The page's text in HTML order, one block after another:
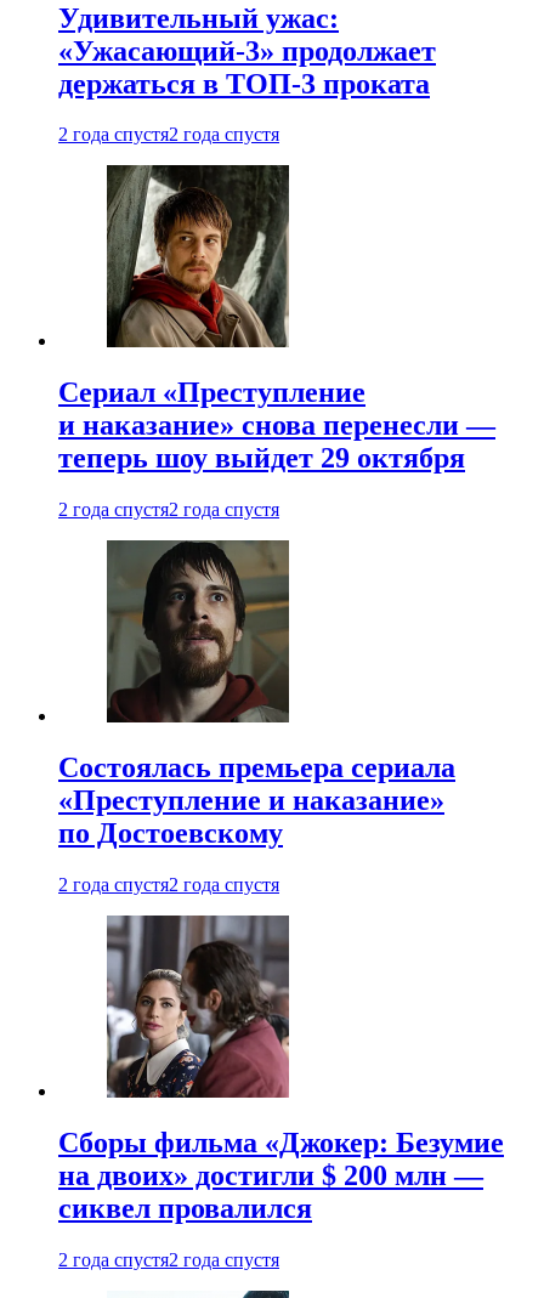
Удивительный ужас:
«Ужасающий-3» продолжает
держаться в ТОП-3 проката
2 года спустя2 года спустя
Сериал «Преступление
и наказание» снова перенесли —
теперь шоу выйдет 29 октября
2 года спустя2 года спустя
Состоялась премьера сериала
«Преступление и наказание»
по Достоевскому
2 года спустя2 года спустя
Сборы фильма «Джокер: Безумие
на двоих» достигли $ 200 млн —
сиквел провалился
2 года спустя2 года спустя